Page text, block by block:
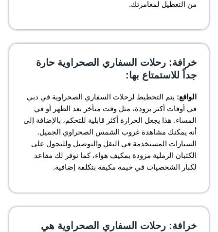
من التعطيل لمغامرتك.
خرافة: رحلات السفاري الصحراوية حارة
جداً للاستمتاع بها:
الواقع: يتم التخطيط لرحلات السفاري الصحراوية في دبي
في أوقات أكثر برودة، مثل وقت متأخر بعد الظهر أو في
المساء. هذا يجعل الحرارة أكثر قابلية للتحكم، بالإضافة إلى
أنه يمكنك مشاهدة غروب الشمس الصحراوي الجميل.
السيارات المستخدمة في النقل والتوصيل وللتجول على
الكثبان الرملية مزودة بمكيف هواء، كما نوفر لك مقاعد
لكبار الشخصيات في خيمة مكيفة بتكلفة إضافية.
خرافة: رحلات السفاري الصحراوية هي